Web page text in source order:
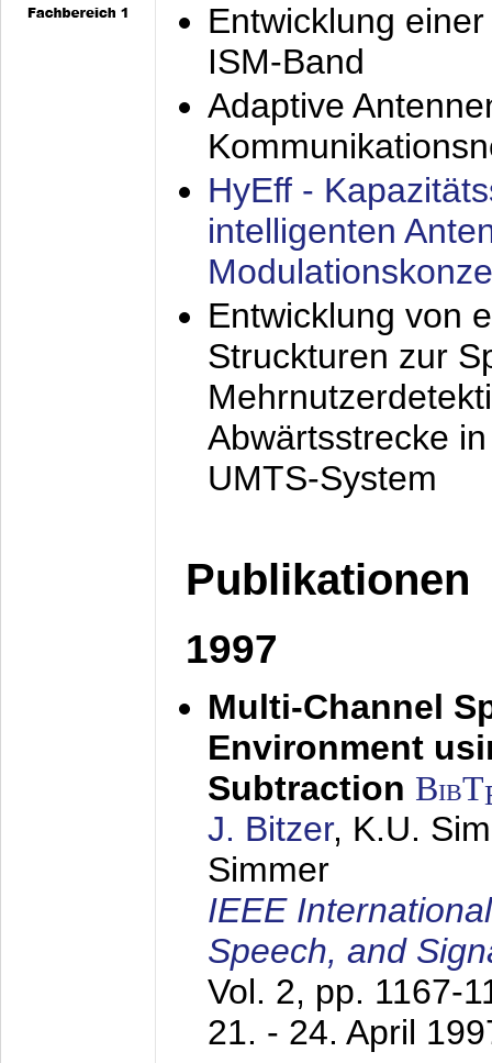
Entwicklung
ISM-Band
Adaptive
HyEff -
intelligenten
Entwicklung von
Struckturen zur
Abwärtsstrecke
UMTS-System
Publikationen
1997
Multi-Channel
Environment
Subtraction BibT
J. Bitzer, K.U.
Simmer
IEEE
Speech, and
Vol. 2, pp. 1167-
21. - 24. April